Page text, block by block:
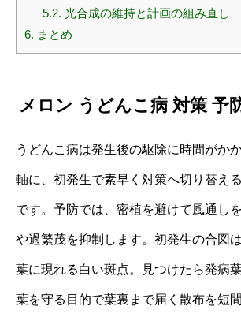
5.2. 光合成の維持と計画の組み直し
6. まとめ
メロン うどんこ病 対策 予
うどんこ病は発生後の駆除に時間がか
軸に、初発生で素早く対策へ切り替え
です。予防では、密植を避けて風通し
や過繁茂を抑制します。初発生の合図
葉に現れる白い斑点。見つけたら発病
葉を守る目的で葉裏まで届く散布を短